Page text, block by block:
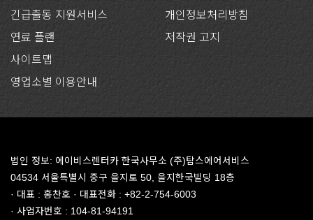
긴급출동 지원서비스
연료 플랜
사이트맵
영업소별 이용안내
개인정보처리방침
저작권 고지
법인 정보: 에이비스렌터카 한국사무소 (주)탐스에어서비스
04534 서울특별시 중구 을지로 50, 을지한국빌딩 18층
· 대표 : 홍찬호 · 대표전화 : +82-2-754-6003
· 사업자번호 : 104-81-94191